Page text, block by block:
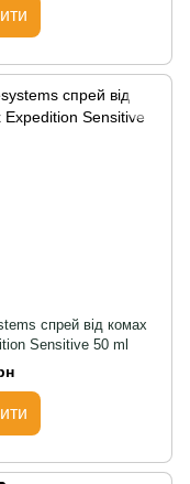
спрей від комах
Sensitive 50 ml